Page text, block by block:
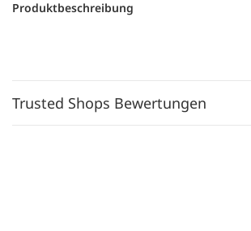
Produktbeschreibung
Trusted Shops Bewertungen